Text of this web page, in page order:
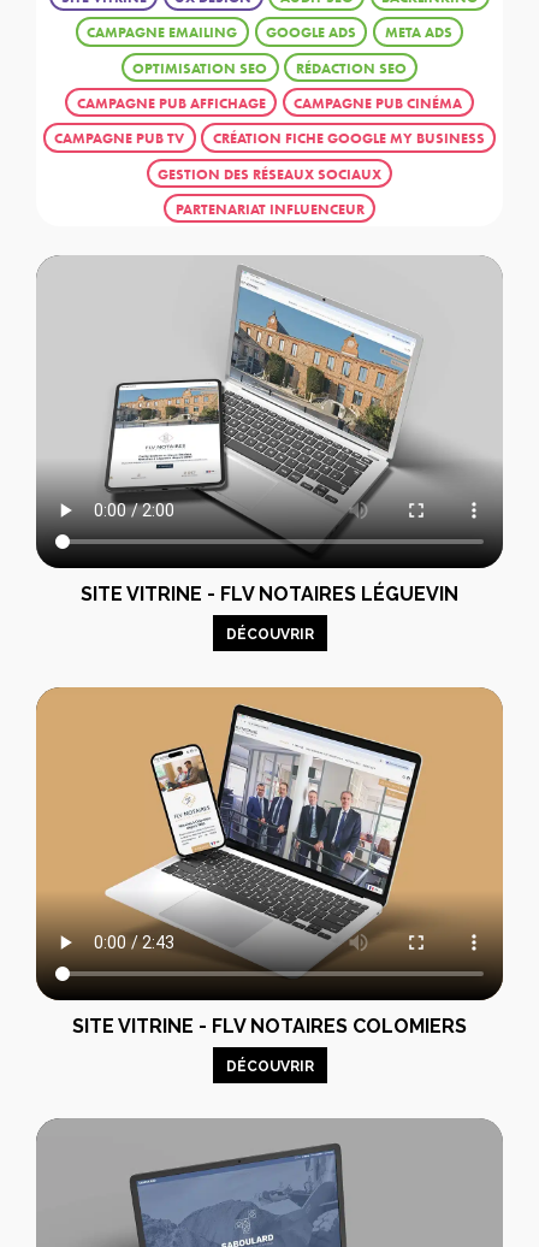
CAMPAGNE EMAILING
CAMPAGNE PUB AFFICHAGE
CAMPAGNE PUB CINÉMA
CAMPAGNE PUB TV
CRÉATION FICHE GOOGLE MY BUSINESS
GESTION DES RÉSEAUX SOCIAUX
GOOGLE ADS META ADS
OPTIMISATION SEO
PARTENARIAT INFLUENCEUR
RÉDACTION SEO
SITE VITRINE - FLV NOTAIRES LÉGUEVIN
DÉCOUVRIR
SITE VITRINE - FLV NOTAIRES COLOMIERS
DÉCOUVRIR